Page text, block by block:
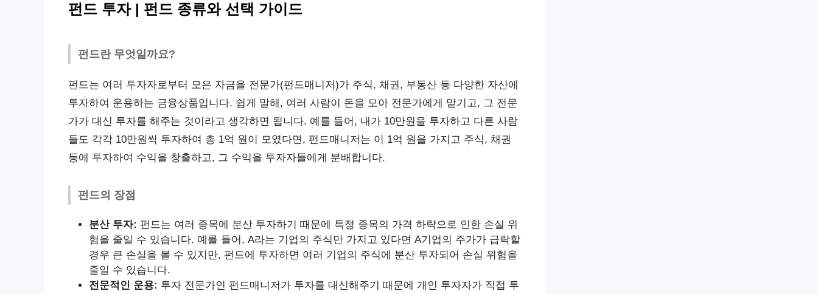
펀드 투자 | 펀드 종류와 선택 가이드
펀드란 무엇일까요?
펀드는 여러 투자자로부터 모은 자금을 전문가(펀드매니저)가 주식, 채권, 부동산 등 다양한 자산에
투자하여 운용하는 금융상품입니다. 쉽게 말해, 여러 사람이 돈을 모아 전문가에게 맡기고, 그 전문
가가 대신 투자를 해주는 것이라고 생각하면 됩니다. 예를 들어, 내가 10만원을 투자하고 다른 사람
들도 각각 10만원씩 투자하여 총 1억 원이 모였다면, 펀드매니저는 이 1억 원을 가지고 주식, 채권
등에 투자하여 수익을 창출하고, 그 수익을 투자자들에게 분배합니다.
펀드의 장점
분산 투자: 펀드는 여러 종목에 분산 투자하기 때문에 특정 종목의 가격 하락으로 인한 손실 위
험을 줄일 수 있습니다. 예를 들어, A라는 기업의 주식만 가지고 있다면 A기업의 주가가 급락할
경우 큰 손실을 볼 수 있지만, 펀드에 투자하면 여러 기업의 주식에 분산 투자되어 손실 위험을
줄일 수 있습니다.
전문적인 운용: 투자 전문가인 펀드매니저가 투자를 대신해주기 때문에 개인 투자자가 직접 투